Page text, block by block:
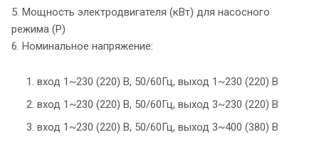
5. Мощность электродвигателя (кВт) для насосного
режима (P)
6. Номинальное напряжение:
1. вход 1~230 (220) В, 50/60Гц, выход 1~230 (220) В
2. вход 1~230 (220) В, 50/60Гц, выход 3~230 (220) В
3. вход 1~230 (220) В, 50/60Гц, выход 3~400 (380) В